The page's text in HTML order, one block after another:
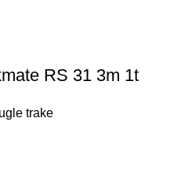
RS 31 3m 1t
trake